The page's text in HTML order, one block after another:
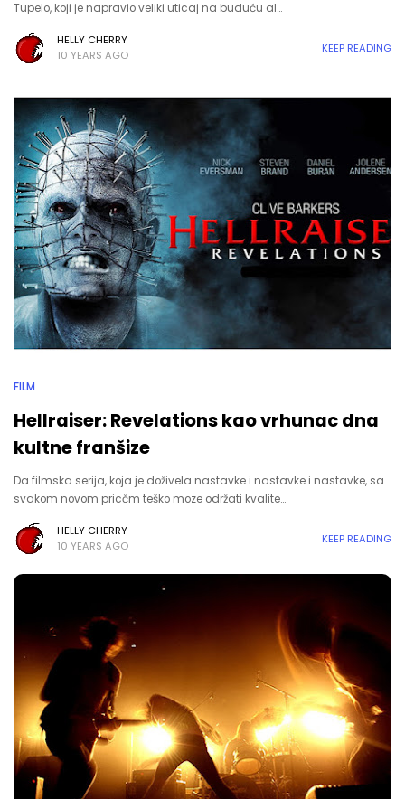
Tupelo, koji je napravio veliki uticaj na buduću al…
HELLY CHERRY
10 YEARS AGO
KEEP READING
FILM
Hellraiser: Revelations kao vrhunac dna
kultne franšize
Da filmska serija, koja je doživela nastavke i nastavke i nastavke, sa
svakom novom pricčm teško moze održati kvalite…
HELLY CHERRY
10 YEARS AGO
KEEP READING